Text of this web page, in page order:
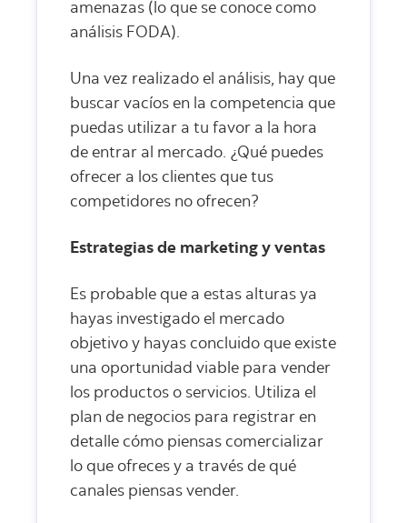
amenazas (lo que se conoce como
análisis FODA).
Una vez realizado el análisis, hay que
buscar vacíos en la competencia que
puedas utilizar a tu favor a la hora
de entrar al mercado. ¿Qué puedes
ofrecer a los clientes que tus
competidores no ofrecen?
Estrategias de marketing y ventas
Es probable que a estas alturas ya
hayas investigado el mercado
objetivo y hayas concluido que existe
una oportunidad viable para vender
los productos o servicios. Utiliza el
plan de negocios para registrar en
detalle cómo piensas comercializar
lo que ofreces y a través de qué
canales piensas vender.